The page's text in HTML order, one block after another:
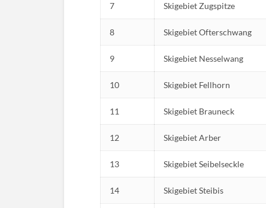
7 Skigebiet Zugspitze
8 Skigebiet Ofterschwang
9 Skigebiet Nesselwang
10 Skigebiet Fellhorn
11 Skigebiet Brauneck
12 Skigebiet Arber
13 Skigebiet Seibelseckle
14 Skigebiet Steibis